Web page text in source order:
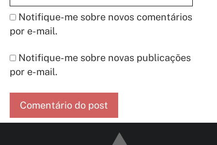
Notifique-me sobre novos comentários
por e-mail.
Notifique-me sobre novas publicações
por e-mail.